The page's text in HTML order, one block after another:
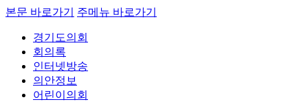
본문 바로가기 주메뉴 바로가기
경기도의회
회의록
인터넷방송
의안정보
어린이의회